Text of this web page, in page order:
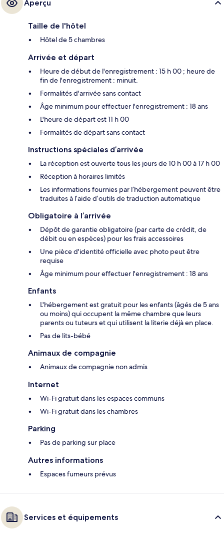
Aperçu
Taille de l'hôtel
Hôtel de 5 chambres
Arrivée et départ
Heure de début de l'enregistrement : 15 h 00 ; heure de
fin de l'enregistrement : minuit.
Formalités d'arrivée sans contact
Âge minimum pour effectuer l'enregistrement : 18 ans
L'heure de départ est 11 h 00
Formalités de départ sans contact
Instructions spéciales d’arrivée
La réception est ouverte tous les jours de 10 h 00 à 17 h 00
Réception à horaires limités
Les informations fournies par l’hébergement peuvent être
traduites à l’aide d’outils de traduction automatique
Obligatoire à l’arrivée
Dépôt de garantie obligatoire (par carte de crédit, de
débit ou en espèces) pour les frais accessoires
Une pièce d'identité officielle avec photo peut être
requise
Âge minimum pour effectuer l'enregistrement : 18 ans
Enfants
L'hébergement est gratuit pour les enfants (âgés de 5 ans
ou moins) qui occupent la même chambre que leurs
parents ou tuteurs et qui utilisent la literie déjà en place.
Pas de lits-bébé
Animaux de compagnie
Animaux de compagnie non admis
Internet
Wi-Fi gratuit dans les espaces communs
Wi-Fi gratuit dans les chambres
Parking
Pas de parking sur place
Autres informations
Espaces fumeurs prévus
Services et équipements